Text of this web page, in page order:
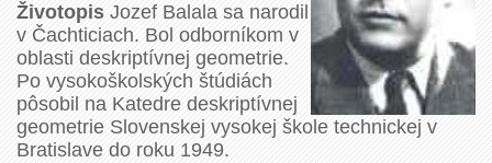
ŽivotopisJozef Balala sa narodil
v Čachticiach. Bol odborníkom v
oblasti deskriptívnej geometrie.
Po vysokoškolských štúdiách
pôsobil na Katedre deskriptívnej
geometrie Slovenskej vysokej škole technickej v
Bratislave do roku 1949.